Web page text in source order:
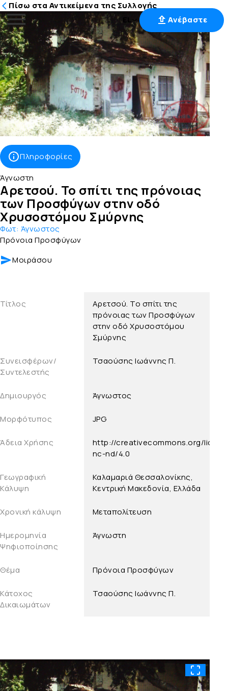
Μετάβαση
στο
περιεχόμενο
EL Ανέβαστε
Πίσω στα Αντικείμενα της Συλλογής
Πληροφορίες
Άγνωστη
Αρετσού. Το σπίτι της πρόνοιας
των Προσφύγων στην οδό
Χρυσοστόμου Σμύρνης
Φωτ: Άγνωστος
Πρόνοια Προσφύγων
Μοιράσου
Τίτλος
Αρετσού. Το σπίτι της
πρόνοιας των Προσφύγων
στην οδό Χρυσοστόμου
Σμύρνης
Συνεισφέρων/
Συντελεστής
Τσαούσης Ιωάννης Π.
Δημιουργός Άγνωστος
Μορφότυπος JPG
Άδεια Χρήσης
http://creativecommons.org/
nc-nd/4.0
Γεωγραφική
Κάλυψη
Καλαμαριά Θεσσαλονίκης,
Κεντρική Μακεδονία, Ελλάδα
Χρονική κάλυψη Μεταπολίτευση
Ημερομηνία
Ψηφιοποίησης
Άγνωστη
Θέμα Πρόνοια Προσφύγων
Κάτοχος
Δικαιωμάτων
Τσαούσης Ιωάννης Π.